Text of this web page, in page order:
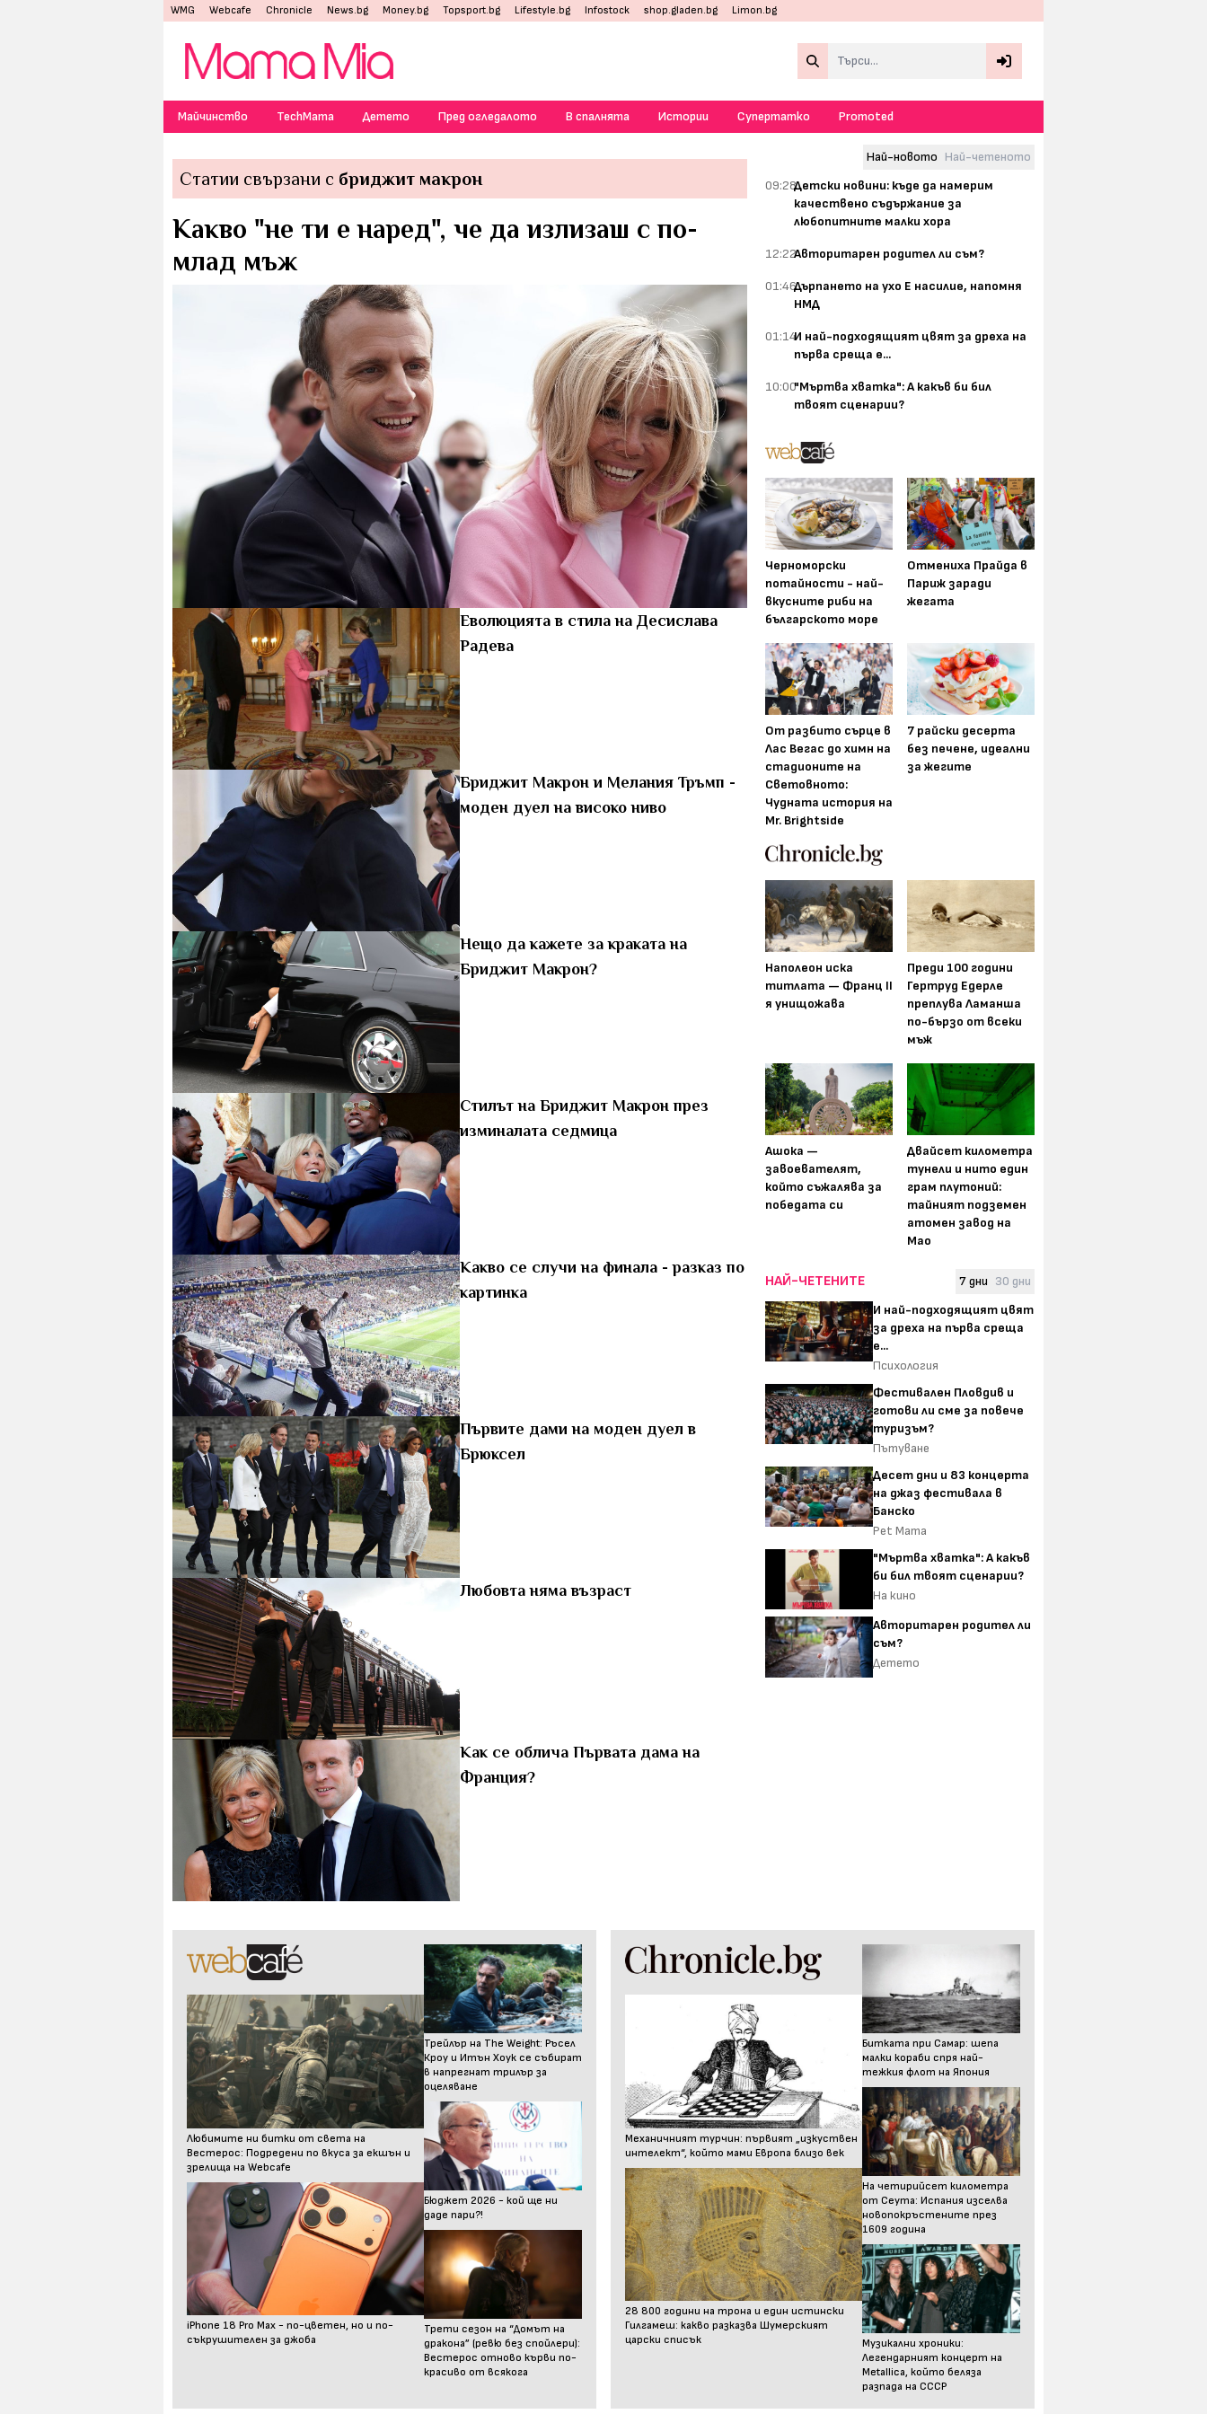
WMG Webcafe Chronicle News.bg Money.bg Topsport.bg Lifestyle.bg Infostock shop.gladen.bg Limon.bg
Майчинство TechMama Детето Пред огледалото В спалнята Истории Супертатко Promoted
Статии свързани с бриджит макрон
Какво "не ти е наред", че да излизаш с по-
млад мъж
Еволюцията в стила на Десислава
Радева
Бриджит Макрон и Мелания Тръмп -
моден дуел на високо ниво
Нещо да кажете за краката на
Бриджит Макрон?
Стилът на Бриджит Макрон през
изминалата седмица
Какво се случи на финала - разказ по
картинка
Първите дами на моден дуел в
Брюксел
Любовта няма възраст
Как се облича Първата дама на
Франция?
Най-новото Най-четеното
09:28Детски новини: къде да намерим
качествено съдържание за
любопитните малки хора
12:22Авторитарен родител ли съм?
01:46Дърпането на ухо Е насилие, напомня
НМД
01:14И най-подходящият цвят за дреха на
първа среща е...
10:00"Мъртва хватка": А какъв би бил
твоят сценарии?
Черноморски
потайности - най-
вкусните риби на
българското море
Отмениха Прайда в
Париж заради
жегата
От разбито сърце в
Лас Вегас до химн на
стадионите на
Световното:
Чудната история на
Mr. Brightside
7 райски десерта
без печене, идеални
за жегите
Наполеон иска
титлата — Франц II
я унищожава
Преди 100 години
Гертруд Едерле
преплува Ламанша
по-бързо от всеки
мъж
Ашока —
завоевателят,
който съжалява за
победата си
Двайсет километра
тунели и нито един
грам плутоний:
тайният подземен
атомен завод на
Мао
НАЙ-ЧЕТЕНИТЕ 7 дни 30 дни
И най-подходящият цвят
за дреха на първа среща
е...
Психология
Фестивален Пловдив и
готови ли сме за повече
туризъм?
Пътуване
Десет дни и 83 концерта
на джаз фестивала в
Банско
Pet Mama
"Мъртва хватка": А какъв
би бил твоят сценарии?
На кино
Авторитарен родител ли
съм?
Детето
Любимите ни битки от света на
Вестерос: Подредени по вкуса за екшън и
зрелища на Webcafe
iPhone 18 Pro Max - по-цветен, но и по-
съкрушителен за джоба
Трейлър на The Weight: Ръсел
Кроу и Итън Хоук се събират
в напрегнат трилър за
оцеляване
Бюджет 2026 - кой ще ни
даде пари?!
Трети сезон на “Домът на
дракона” (ревю без спойлери):
Вестерос отново кърви по-
красиво от всякога
Механичният турчин: първият „изкуствен
интелект“, който мами Европа близо век
28 800 години на трона и един истински
Гилгамеш: какво разказва Шумерският
царски списък
Битката при Самар: шепа
малки кораби спря най-
тежкия флот на Япония
На четирийсет километра
от Сеута: Испания изселва
новопокръстените през
1609 година
Музикални хроники:
Легендарният концерт на
Metallica, който беляза
разпада на СССР